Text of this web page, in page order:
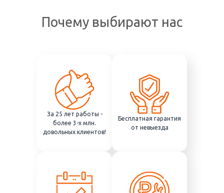
Почему выбирают нас
За 25 лет работы -
более 3-х млн.
довольных клиентов!
Бесплатная гарантия
от невыезда